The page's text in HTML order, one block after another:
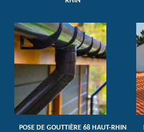
POSE DE GOUTTIÈRE 68 HAUT-RHIN